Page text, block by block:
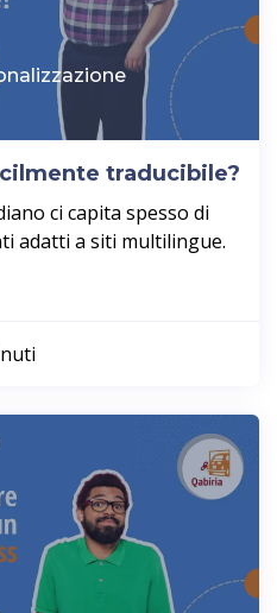
traducibile?
ci capita spesso di
adatti a siti multilingue.